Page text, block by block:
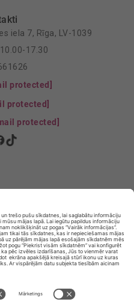
iela 7, Rīga, LV-1039
17.30
protected]
protected]
protected]
noteikumi